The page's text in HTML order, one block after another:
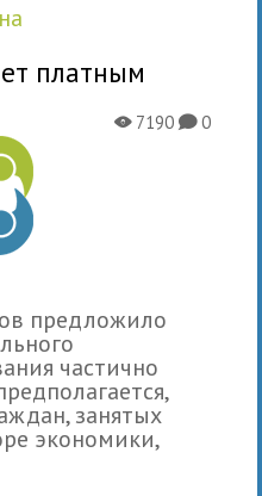
платным
X7190K0
предложило
частично
занятых
экономики,